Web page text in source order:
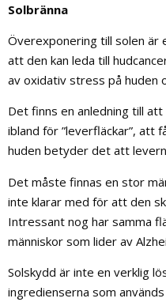
Solbränna
Överexponering till solen
att den kan leda till
av oxidativ stress på huden
Det finns en anledning till
ibland för ”leverfläckar”, att
huden betyder det att
Det måste finnas en stor
inte klarar med för att den
Intressant nog har samma
människor som lider av
Solskydd är inte en verklig
ingredienserna som